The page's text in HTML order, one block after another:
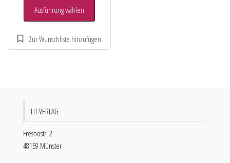
Ausführung wählen
LIT VERLAG
Fresnostr. 2
48159 Münster